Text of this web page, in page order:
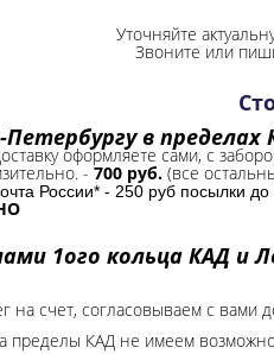
Уточняйте
Звоните или
в пределах
оформляете сами, с
- 700 руб. (все
России* - 250 руб посылки до
1ого кольца КАД и
на счет, согласовываем с вами
пределы КАД не имеем